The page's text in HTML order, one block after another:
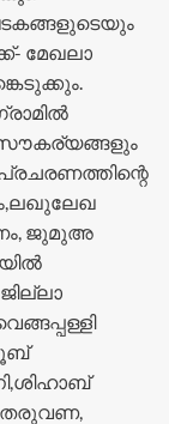
മേഖലാ
ജുമുഅ
തരുവണ,